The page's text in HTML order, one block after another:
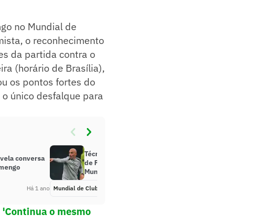
no Mundial de
o reconhecimento
da partida contra o
(horário de Brasília),
os pontos fortes do
único desfalque para
conversa
Há 1 ano
Técnico do Chelsea cita o Flamengo
de Filipe Luís e traça meta no
Mundial
Mundial de Clubes
o mesmo